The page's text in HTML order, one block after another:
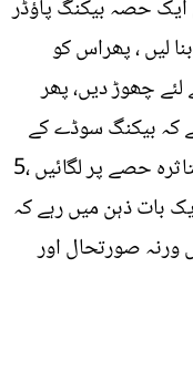
ایک حصہ بیکنگ پاؤڈر
لیں ، پھراس کو
چھوڑ دیں، پھر
کہ بیکنگ سوڈے کے
ساتھ ناریل کا تیل ملائیں اور اس کو متاثرہ حصے پر لگائیں ،5
بات ذہن میں رہے کہ
ورنہ صورتحال اور